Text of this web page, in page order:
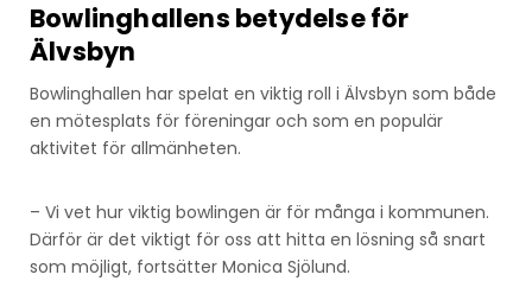
Bowlinghallens betydelse för
Älvsbyn
Bowlinghallen har spelat en viktig roll i Älvsbyn som både
en mötesplats för föreningar och som en populär
aktivitet för allmänheten.
– Vi vet hur viktig bowlingen är för många i kommunen.
Därför är det viktigt för oss att hitta en lösning så snart
som möjligt, fortsätter Monica Sjölund.